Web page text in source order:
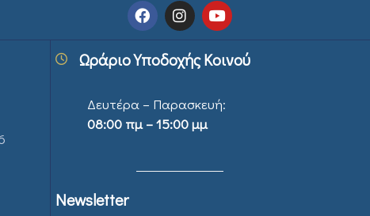
Ωράριο Υποδοχής Κοινού
Δευτέρα – Παρασκευή:
08:00 πμ – 15:00 μμ
Newsletter